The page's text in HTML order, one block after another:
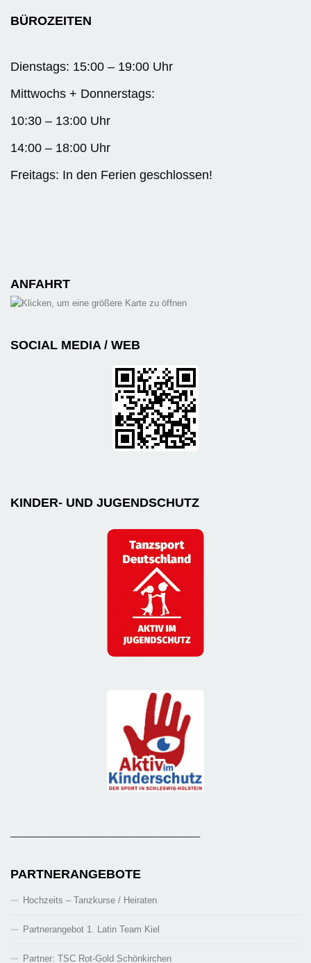
BÜROZEITEN
Dienstags: 15:00 – 19:00 Uhr
Mittwochs + Donnerstags:
10:30 – 13:00 Uhr
14:00 – 18:00 Uhr
Freitags: In den Ferien geschlossen!
ANFAHRT
SOCIAL MEDIA / WEB
KINDER- UND JUGENDSCHUTZ
PARTNERANGEBOTE
Hochzeits – Tanzkurse / Heiraten
Partnerangebot 1. Latin Team Kiel
Partner: TSC Rot-Gold Schönkirchen